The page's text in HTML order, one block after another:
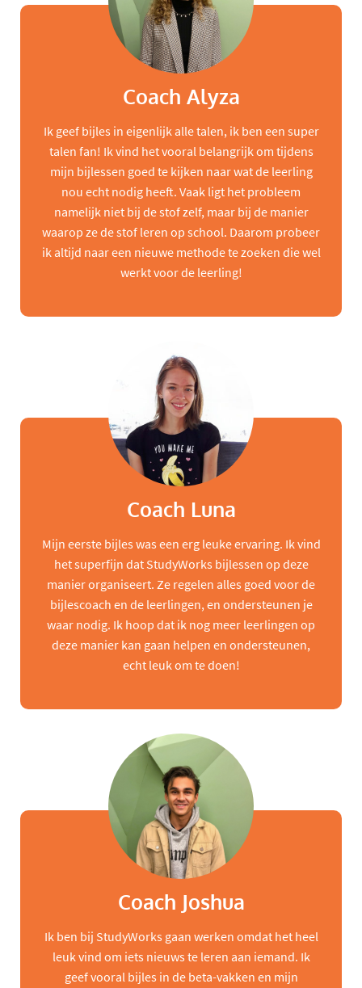
Coach Alyza
Ik geef bijles in eigenlijk alle talen, ik ben een super
talen fan! Ik vind het vooral belangrijk om tijdens
mijn bijlessen goed te kijken naar wat de leerling
nou echt nodig heeft. Vaak ligt het probleem
namelijk niet bij de stof zelf, maar bij de manier
waarop ze de stof leren op school. Daarom probeer
ik altijd naar een nieuwe methode te zoeken die wel
werkt voor de leerling!
Coach Luna
Mijn eerste bijles was een erg leuke ervaring. Ik vind
het superfijn dat StudyWorks bijlessen op deze
manier organiseert. Ze regelen alles goed voor de
bijlescoach en de leerlingen, en ondersteunen je
waar nodig. Ik hoop dat ik nog meer leerlingen op
deze manier kan gaan helpen en ondersteunen,
echt leuk om te doen!
Coach Joshua
Ik ben bij StudyWorks gaan werken omdat het heel
leuk vind om iets nieuws te leren aan iemand. Ik
geef vooral bijles in de beta-vakken en mijn